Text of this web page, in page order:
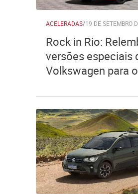
ACELERADAS/19 DE SETEMBRO
Rock in Rio:
versões especiais
Volkswagen para